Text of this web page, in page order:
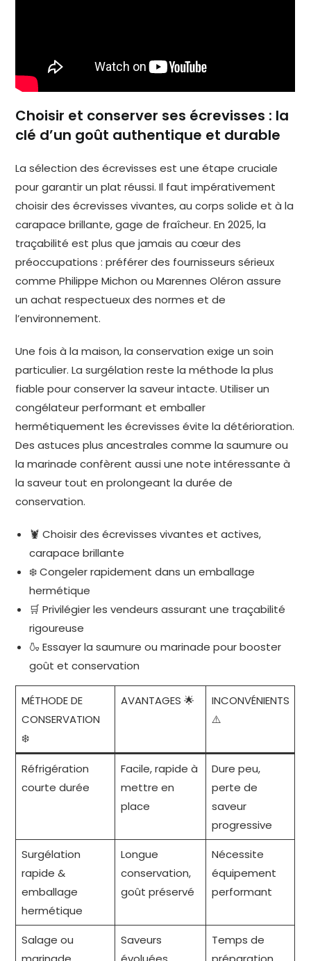
Choisir et conserver ses écrevisses : la
clé d’un goût authentique et durable
La sélection des écrevisses est une étape cruciale
pour garantir un plat réussi. Il faut impérativement
choisir des écrevisses vivantes, au corps solide et à la
carapace brillante, gage de fraîcheur. En 2025, la
traçabilité est plus que jamais au cœur des
préoccupations : préférer des fournisseurs sérieux
comme Philippe Michon ou Marennes Oléron assure
un achat respectueux des normes et de
l’environnement.
Une fois à la maison, la conservation exige un soin
particulier. La surgélation reste la méthode la plus
fiable pour conserver la saveur intacte. Utiliser un
congélateur performant et emballer
hermétiquement les écrevisses évite la détérioration.
Des astuces plus ancestrales comme la saumure ou
la marinade confèrent aussi une note intéressante à
la saveur tout en prolongeant la durée de
conservation.
🦞 Choisir des écrevisses vivantes et actives,
carapace brillante
❄️ Congeler rapidement dans un emballage
hermétique
🛒 Privilégier les vendeurs assurant une traçabilité
rigoureuse
🍶 Essayer la saumure ou marinade pour booster
goût et conservation
MÉTHODE DE
CONSERVATION
❄️
AVANTAGES 🌟
INCONVÉNIENTS
⚠️
Réfrigération
courte durée
Facile, rapide à
mettre en
place
Dure peu,
perte de
saveur
progressive
Surgélation
rapide &
emballage
hermétique
Longue
conservation,
goût préservé
Nécessite
équipement
performant
Salage ou
Saveurs
Temps de